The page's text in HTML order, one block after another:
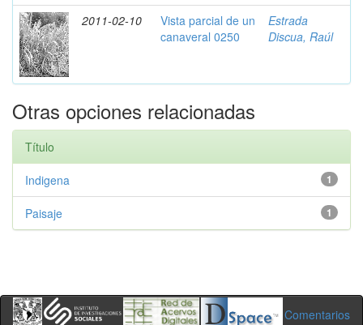
2011-02-10
Vista parcial de un
canaveral 0250
Estrada
Discua, Raúl
Otras opciones relacionadas
Título
1
Indigena
1
Paisaje
Comentarios